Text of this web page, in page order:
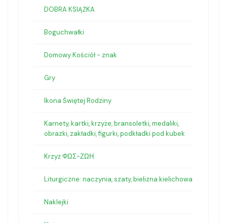
DOBRA KSIĄŻKA
Boguchwałki
Domowy Kościół - znak
Gry
Ikona Świętej Rodziny
Karnety, kartki, krzyże, bransoletki, medaliki,
obrazki, zakładki, figurki, podkładki pod kubek
Krzyż ΦΩΣ-ΖΩΗ
Liturgiczne: naczynia, szaty, bielizna kielichowa
Naklejki